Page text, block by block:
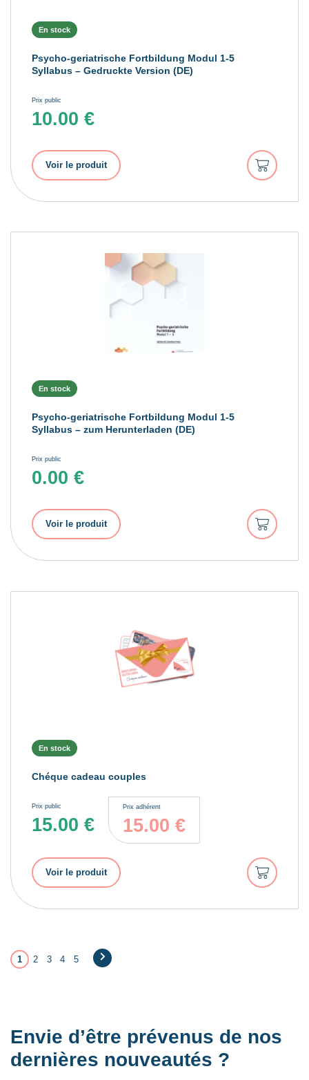
En stock
Psycho-geriatrische Fortbildung Modul 1-5
Syllabus – Gedruckte Version (DE)
Prix public
10.00 €
Voir le produit
Ajouter
au
panier
En stock
Psycho-geriatrische Fortbildung Modul 1-5
Syllabus – zum Herunterladen (DE)
Prix public
0.00 €
Voir le produit
Ajouter
au
panier
En stock
Chéque cadeau couples
Prix public
15.00 €
Prix adhérent
15.00 €
Voir le produit
Ajouter
au
panier
1 2 3 4
5
→
Envie d’être prévenus de nos
dernières nouveautés ?